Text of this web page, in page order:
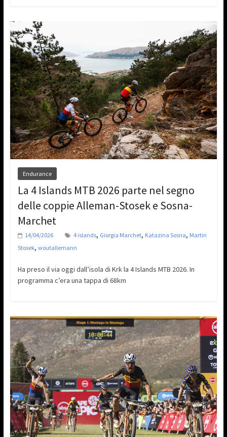
Endurance
La 4 Islands MTB 2026 parte nel segno
delle coppie Alleman-Stosek e Sosna-
Marchet
14/04/2026 4 islands, Giorgia Marchet, Katazina Sosna, Martin
Stosek, woutallemann
Ha preso il via oggi dall’isola di Krk la 4 Islands MTB 2026. In
programma c’era una tappa di 68km